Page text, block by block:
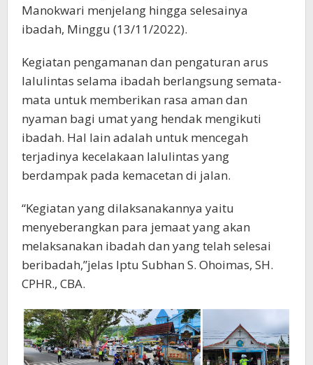
Manokwari menjelang hingga selesainya
ibadah, Minggu (13/11/2022).
Kegiatan pengamanan dan pengaturan arus
lalulintas selama ibadah berlangsung semata-
mata untuk memberikan rasa aman dan
nyaman bagi umat yang hendak mengikuti
ibadah. Hal lain adalah untuk mencegah
terjadinya kecelakaan lalulintas yang
berdampak pada kemacetan di jalan.
“Kegiatan yang dilaksanakannya yaitu
menyeberangkan para jemaat yang akan
melaksanakan ibadah dan yang telah selesai
beribadah,”jelas Iptu Subhan S. Ohoimas, SH.
CPHR., CBA.